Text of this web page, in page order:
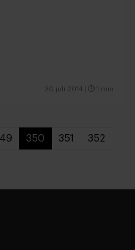
30 juli 2014 1 min
350 351 352